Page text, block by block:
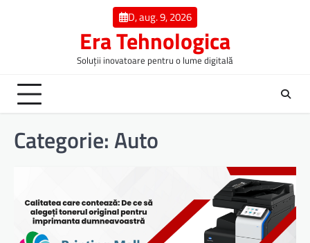
D, aug. 9, 2026
Era Tehnologica
Soluții inovatoare pentru o lume digitală
Categorie:Auto